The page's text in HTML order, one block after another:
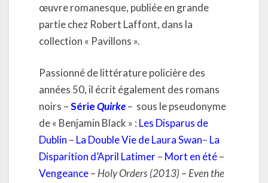
œuvre romanesque, publiée en grande
partie chez Robert Laffont, dans la
collection « Pavillons ».
Passionné de littérature policière des
années 50, il écrit également des romans
noirs –SérieQuirke– sous le pseudonyme
de « Benjamin Black » : Les Disparus de
Dublin – La Double Vie de Laura Swan– La
Disparition d’April Latimer– Mort en été–
Vengeance– Holy Orders (2013) – Even the